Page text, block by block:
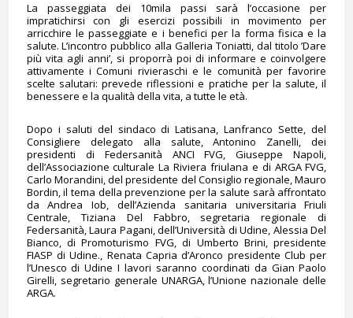
La passeggiata dei 10mila passi sarà l’occasione per
impratichirsi con gli esercizi possibili in movimento per
arricchire le passeggiate e i benefici per la forma fisica e la
salute. L’incontro pubblico alla Galleria Toniatti, dal titolo ’Dare
più vita agli anni’, si proporrà poi di informare e coinvolgere
attivamente i Comuni rivieraschi e le comunità per favorire
scelte salutari: prevede riflessioni e pratiche per la salute, il
benessere e la qualità della vita, a tutte le età.
Dopo i saluti del sindaco di Latisana, Lanfranco Sette, del
Consigliere delegato alla salute, Antonino Zanelli, dei
presidenti di Federsanità ANCI FVG, Giuseppe Napoli,
dell’Associazione culturale La Riviera friulana e di ARGA FVG,
Carlo Morandini, del presidente del Consiglio regionale, Mauro
Bordin, il tema della prevenzione per la salute sarà affrontato
da Andrea Iob, dell’Azienda sanitaria universitaria Friuli
Centrale, Tiziana Del Fabbro, segretaria regionale di
Federsanità, Laura Pagani, dell’Università di Udine, Alessia Del
Bianco, di Promoturismo FVG, di Umberto Brini, presidente
FIASP di Udine., Renata Capria d’Aronco presidente Club per
l’Unesco di Udine I lavori saranno coordinati da Gian Paolo
Girelli, segretario generale UNARGA, l’Unione nazionale delle
ARGA.